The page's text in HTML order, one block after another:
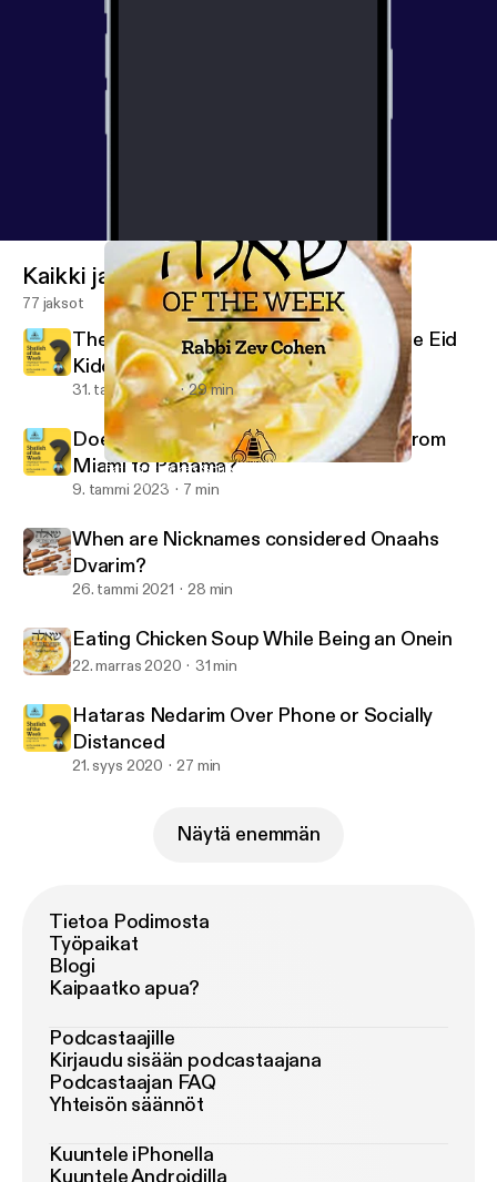
Eating Chicken Soup While Being an Onein
Shaylah of the Week - Yeshurun - Rabbi Zev Cohen
Kaikki jaksot
77 jaksot
The Ba'al Simcha is a Mechutin with the Eid
Kiddushin
31. tammi 2023 29 min
Does One Bentch Gomel after Flying from
Miami to Panama?
9. tammi 2023 7 min
When are Nicknames considered Onaahs
Dvarim?
26. tammi 2021 28 min
Eating Chicken Soup While Being an Onein
22. marras 2020 31 min
Hataras Nedarim Over Phone or Socially
Distanced
21. syys 2020 27 min
Näytä enemmän
Tietoa Podimosta
Työpaikat
Blogi
Kaipaatko apua?
Podcastaajille
Kirjaudu sisään podcastaajana
Podcastaajan FAQ
Yhteisön säännöt
Kuuntele iPhonella
Kuuntele Androidilla